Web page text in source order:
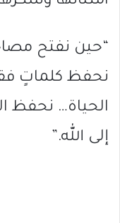
“حين نفتح
نحفظ كلماتٍ
الحياة… نحفظ
إلى الله.”